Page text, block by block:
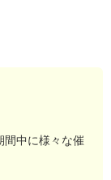
間中に様々な催